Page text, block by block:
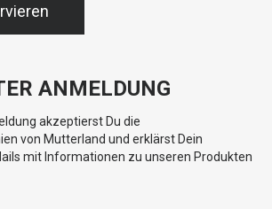
ANMELDUNG
akzeptierst Du die
von Mutterland und erklärst Dein
mit Informationen zu unseren Produkten